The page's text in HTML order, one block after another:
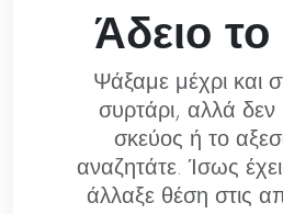
Άδειο
Ψάξαμε μέχρι και
συρτάρι, αλλά
σκεύος ή το
αναζητάτε. Ίσως
άλλαξε θέση στις